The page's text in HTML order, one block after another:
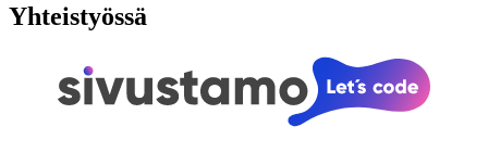
Yhteistyössä